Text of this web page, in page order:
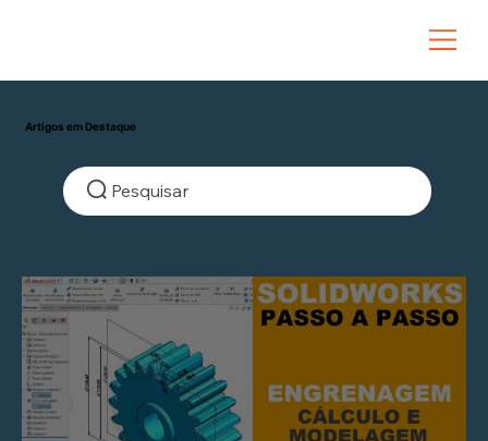
Artigos em Destaque
Pesquisar